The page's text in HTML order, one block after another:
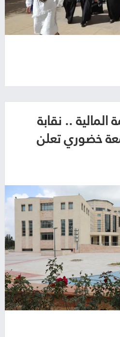
المالية .. نقابة
خضوري تعلن